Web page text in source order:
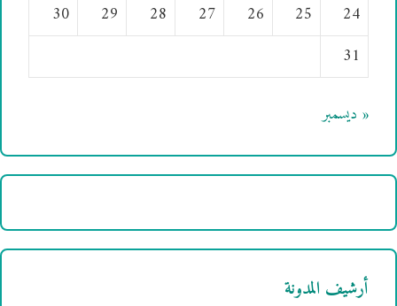
24
25
26
27
28
29
30
31
« ديسمبر
أرشيف المدونة